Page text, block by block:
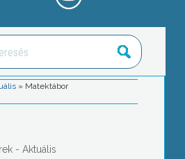
» Matektábor
- Aktuális